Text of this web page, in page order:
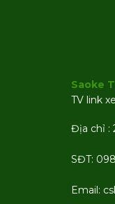
Saoke
TV link
Địa chỉ :
SĐT:
Email: